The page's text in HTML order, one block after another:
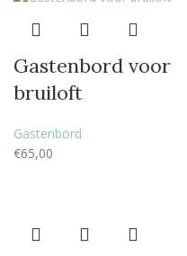
Gastenbord voor
bruiloft
Gastenbord
€65,00